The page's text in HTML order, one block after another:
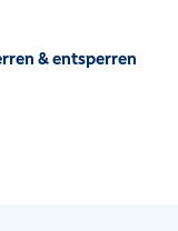
& entsperren